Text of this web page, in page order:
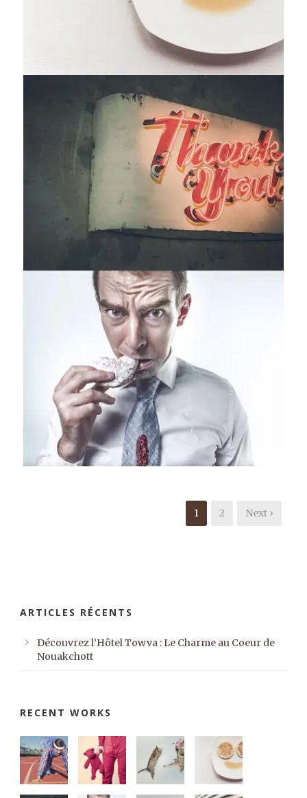
Identity Typography
Branding, Identity Logo
1 2 Next ›
ARTICLES RÉCENTS
Découvrez l’Hôtel Towva : Le Charme au Coeur de
Nouakchott
RECENT WORKS